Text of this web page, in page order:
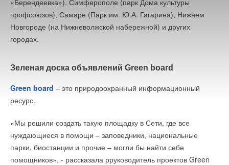
«Берендеевка»), Симферополе (парк Дома культуры
профсоюзов), Самаре (Парк им. Ю.А. Гагарина), Нижнем
Новгороде (на Нижневолжской набережной) и других
городах.
Зеленая доска объявлений Green board
Green board – это природоохранный информационный
ресурс.
«Мы решили создать такую площадку в Сети, где все
нуждающиеся в помощи – заповедники, национальные
парки, биостанции и прочие – могли бы найти себе
помощников», - рассказала рруководитель проектов Green